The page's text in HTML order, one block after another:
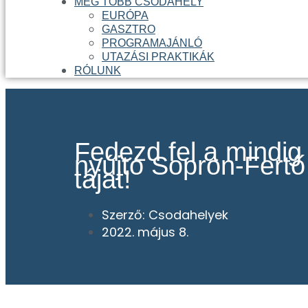
EURÓPA
GASZTRO
PROGRAMAJÁNLÓ
UTAZÁSI PRAKTIKÁK
RÓLUNK
Fedezd fel a
nyújtó Sopron-Fertő
tájat!
Szerző: Csodahelyek
2022. május 8.